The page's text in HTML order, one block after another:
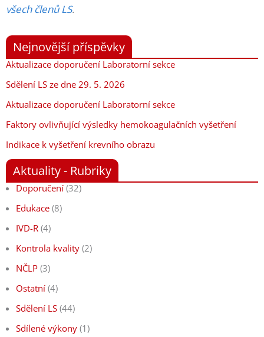
všech členů LS.
Nejnovější příspěvky
Aktualizace doporučení Laboratorní sekce
Sdělení LS ze dne 29. 5. 2026
Aktualizace doporučení Laboratorní sekce
Faktory ovlivňující výsledky hemokoagulačních vyšetření
Indikace k vyšetření krevního obrazu
Aktuality - Rubriky
Doporučení (32)
Edukace (8)
IVD-R (4)
Kontrola kvality (2)
NČLP (3)
Ostatní (4)
Sdělení LS (44)
Sdílené výkony (1)